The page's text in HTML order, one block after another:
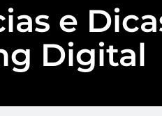
e
Digital